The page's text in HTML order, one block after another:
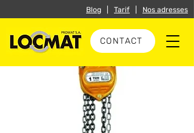
CONTACT
Blog Tarif Nos adresses